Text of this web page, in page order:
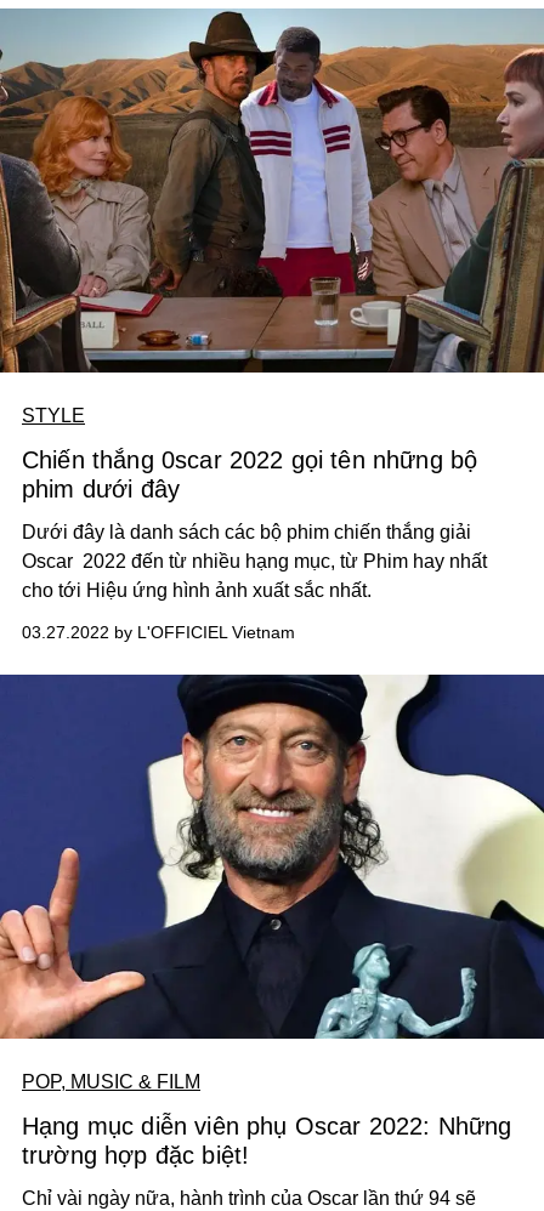
STYLE
Chiến thắng 0scar 2022 gọi tên những bộ
phim dưới đây
Dưới đây là danh sách các bộ phim chiến thắng giải
Oscar 2022 đến từ nhiều hạng mục, từ Phim hay nhất
cho tới Hiệu ứng hình ảnh xuất sắc nhất.
03.27.2022 by L'OFFICIEL Vietnam
POP, MUSIC & FILM
Hạng mục diễn viên phụ Oscar 2022: Những
trường hợp đặc biệt!
Chỉ vài ngày nữa, hành trình của Oscar lần thứ 94 sẽ